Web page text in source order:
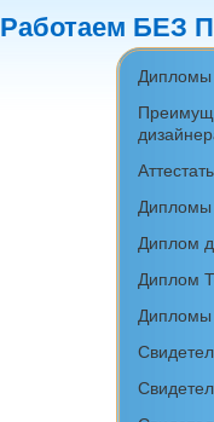
Работаем БЕЗ
Дипломы
Диплом
Диплом
Дипломы